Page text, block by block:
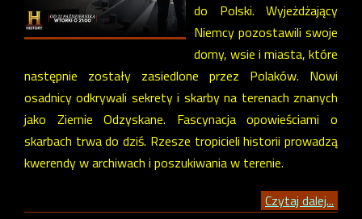
do Polski. Wyjeżdżający
Niemcy pozostawili swoje
domy, wsie i miasta, które
następnie zostały zasiedlone przez Polaków. Nowi
osadnicy odkrywali sekrety i skarby na terenach znanych
jako Ziemie Odzyskane. Fascynacja opowieściami o
skarbach trwa do dziś. Rzesze tropicieli historii prowadzą
kwerendy w archiwach i poszukiwania w terenie.
Czytaj dalej...